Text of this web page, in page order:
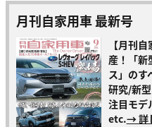
月刊自家用車 最新号
【月刊
産！「新
ス」のす
研究/新
注目モデ
etc.→ 詳